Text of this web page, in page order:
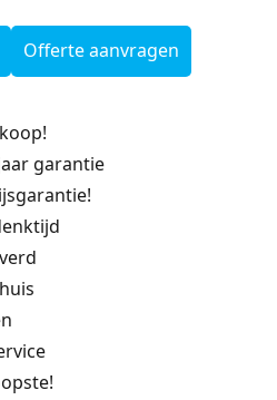
Offerte aanvragen
garantie